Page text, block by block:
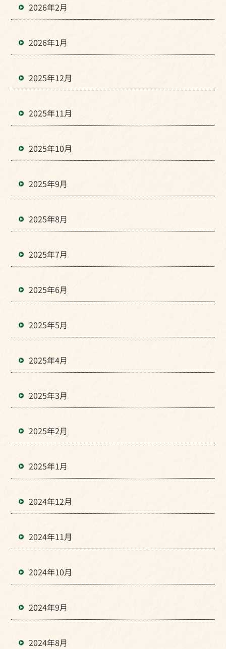
2026年2月
2026年1月
2025年12月
2025年11月
2025年10月
2025年9月
2025年8月
2025年7月
2025年6月
2025年5月
2025年4月
2025年3月
2025年2月
2025年1月
2024年12月
2024年11月
2024年10月
2024年9月
2024年8月